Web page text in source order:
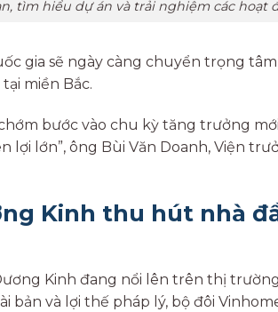
tìm hiểu dự án và trải nghiệm các hoạt
gia sẽ ngày càng chuyển trọng
miền Bắc.
bước vào chu kỳ tăng trưởng
lợi lớn”, ông Bùi Văn Doanh, Viện
Kinh thu hút nhà
Kinh đang nổi lên trên thị
bản và lợi thế pháp lý, bộ đôi